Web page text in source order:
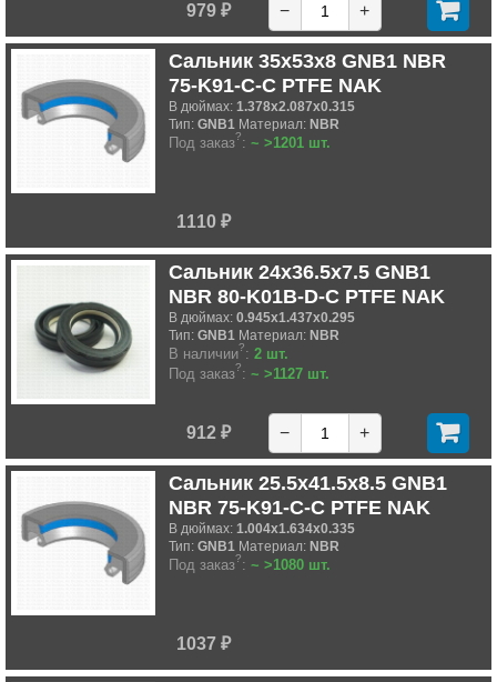
979 ₽ − +
Сальник 35x53x8 GNB1 NBR
75-K91-C-C PTFE NAK
В дюймах: 1.378x2.087x0.315
Тип: GNB1 Материал: NBR
Под заказ?: ~ >1201 шт.
1110 ₽
Сальник 24x36.5x7.5 GNB1
NBR 80-K01B-D-C PTFE NAK
В дюймах: 0.945x1.437x0.295
Тип: GNB1 Материал: NBR
В наличии?: 2 шт.
Под заказ?: ~ >1127 шт.
912 ₽ − +
Сальник 25.5x41.5x8.5 GNB1
NBR 75-K91-C-C PTFE NAK
В дюймах: 1.004x1.634x0.335
Тип: GNB1 Материал: NBR
Под заказ?: ~ >1080 шт.
1037 ₽